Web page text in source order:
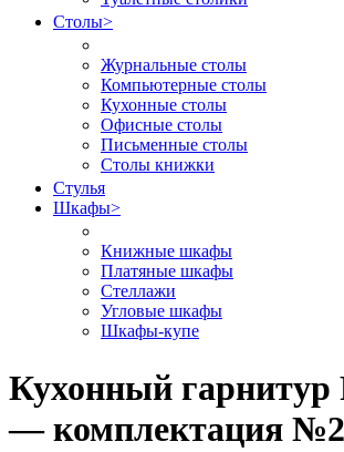
Столы>
Журнальные столы
Компьютерные столы
Кухонные столы
Офисные столы
Письменные столы
Столы книжки
Стулья
Шкафы>
Книжные шкафы
Платяные шкафы
Стеллажи
Угловые шкафы
Шкафы-купе
Кухонный гарнитур
— комплектация №2